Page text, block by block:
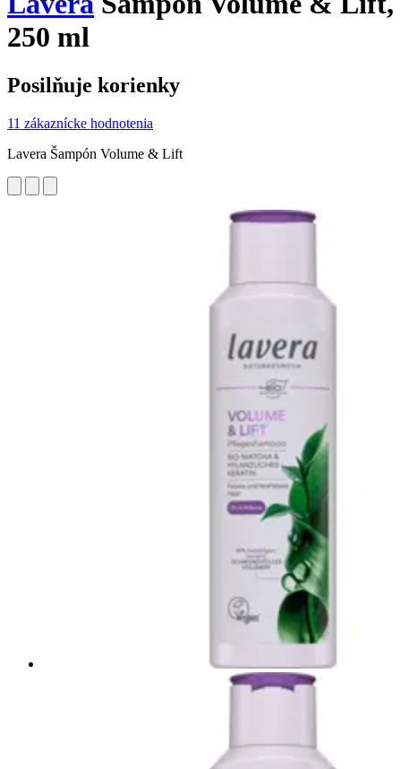
250 ml
Posilňuje korienky
11 zákaznícke hodnotenia
Lavera Šampón Volume & Lift